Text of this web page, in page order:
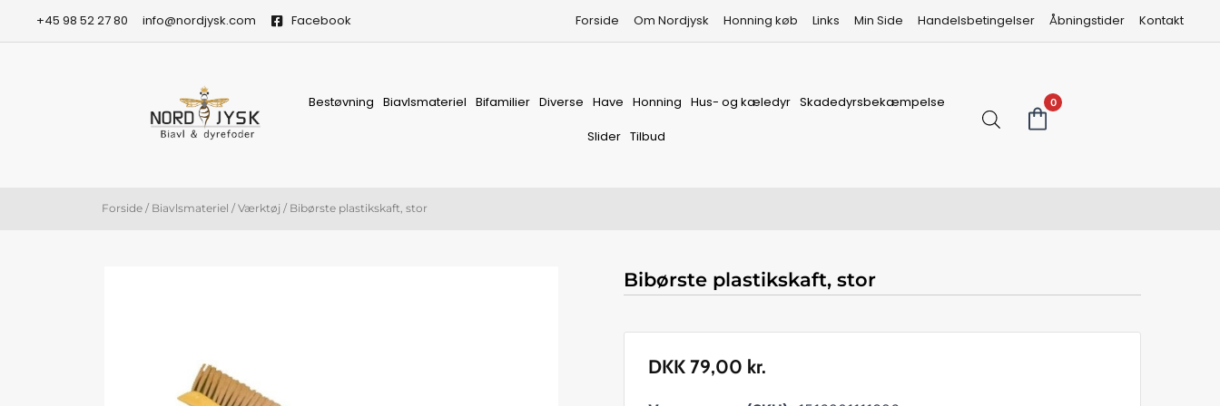
+45 98 52 27 80 info@nordjysk.com Facebook Forside Om Nordjysk Honning køb Links Min Side Handelsbetingelser Åbningstider Kontakt
Bestøvning Biavlsmateriel Bifamilier Diverse Have Honning Hus- og kæledyr Skadedyrsbekæmpelse
Slider Tilbud
0
Forside / Biavlsmateriel /Værktøj / Bibørste plastikskaft, stor
Bibørste plastikskaft, stor
DKK 79,00 kr.